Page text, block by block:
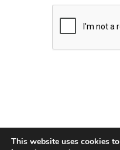
This website uses cookies